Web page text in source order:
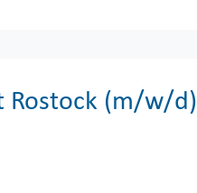
Rostock (m/w/d)